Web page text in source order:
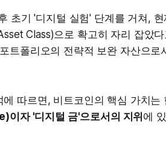
초기 '디지털 실험' 단계를 거쳐,
Class)으로 확고히 자리 잡았
트폴리오의 전략적 보완 자산으
따르면, 비트코인의 핵심 가치는
자 '디지털 금'으로서의 지위 에